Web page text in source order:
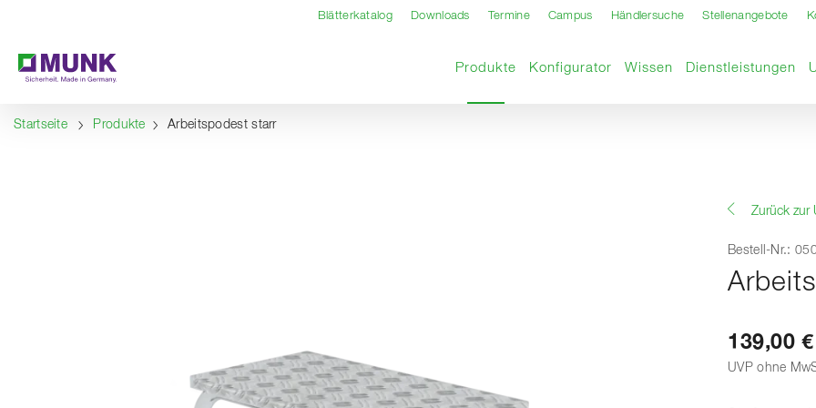
Blätterkatalog Downloads Termine Campus Händlersuche Stellenangebote
Produkte Aktuelle Seite
Konfigurator Wissen Dienstleistungen
Startseite Produkte Arbeitspodest starr
Zurück zur
Bestell-Nr.:
139,00 €
UVP ohne